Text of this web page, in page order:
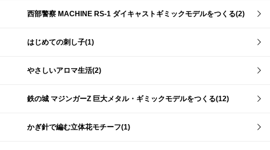
西部警察 MACHINE RS-1 ダイキャストギミックモデルをつくる(2)
はじめての刺し子(1)
やさしいアロマ生活(2)
鉄の城 マジンガーZ 巨大メタル・ギミックモデルをつくる(12)
かぎ針で編む立体花モチーフ(1)